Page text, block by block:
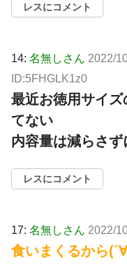
レスにコメント
14: 名無しさん 2022/
ID:5FHGLK1z0
最近お徳用サイ
てない
内容量は減らさ
レスにコメント
17: 名無しさん 2022/
食いまくるから